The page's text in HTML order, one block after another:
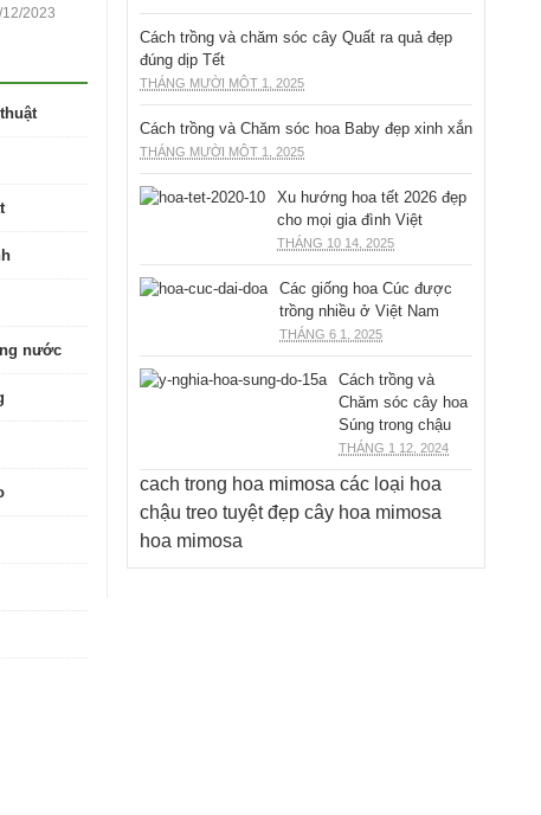
12/2023
nước
Cách trồng và chăm sóc cây Quất ra quả đẹp
đúng dịp Tết
THÁNG MƯỜI MỘT 1, 2025
Cách trồng và Chăm sóc hoa Baby đẹp xinh xắn
THÁNG MƯỜI MỘT 1, 2025
Xu hướng hoa tết 2026 đẹp
cho mọi gia đình Việt
THÁNG 10 14, 2025
Các giống hoa Cúc được
trồng nhiều ở Việt Nam
THÁNG 6 1, 2025
Cách trồng và
Chăm sóc cây hoa
Súng trong chậu
THÁNG 1 12, 2024
cach trong hoa mimosa các loại hoa
chậu treo tuyệt đẹp cây hoa mimosa
hoa mimosa